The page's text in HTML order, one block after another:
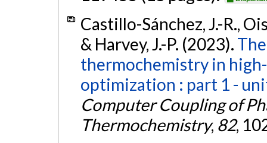
Castillo-Sánchez, J.-R.,
& Harvey, J.-P. (2023).
thermochemistry in
optimization : part 1 -
Computer Coupling of
Thermochemistry, 82,